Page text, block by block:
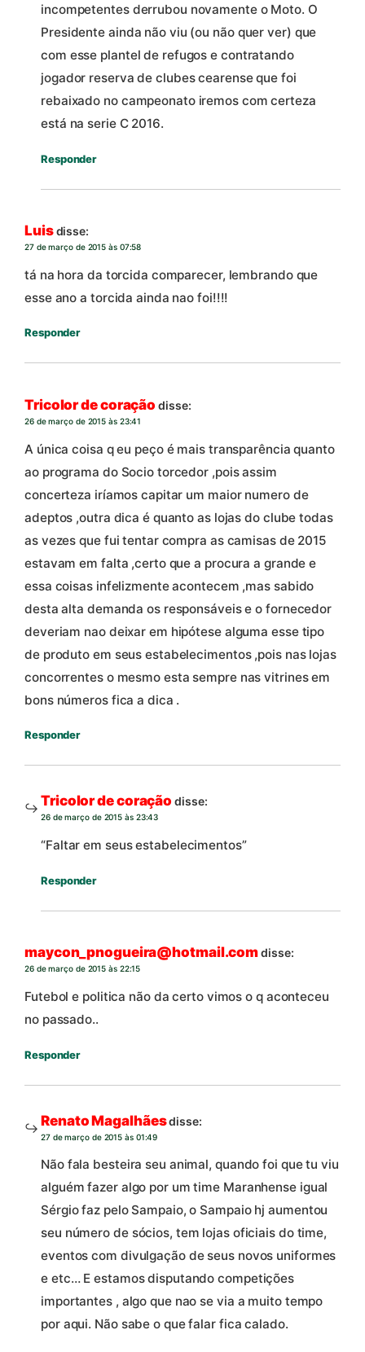
incompetentes derrubou novamente o Moto. O
Presidente ainda não viu (ou não quer ver) que
com esse plantel de refugos e contratando
jogador reserva de clubes cearense que foi
rebaixado no campeonato iremos com certeza
está na serie C 2016.
Responder
Luisdisse:
27 de março de 2015 às 07:58
tá na hora da torcida comparecer, lembrando que
esse ano a torcida ainda nao foi!!!!
Responder
Tricolor de coração disse:
26 de março de 2015 às 23:41
A única coisa q eu peço é mais transparência quanto
ao programa do Socio torcedor ,pois assim
concerteza iríamos capitar um maior numero de
adeptos ,outra dica é quanto as lojas do clube todas
as vezes que fui tentar compra as camisas de 2015
estavam em falta ,certo que a procura a grande e
essa coisas infelizmente acontecem ,mas sabido
desta alta demanda os responsáveis e o fornecedor
deveriam nao deixar em hipótese alguma esse tipo
de produto em seus estabelecimentos ,pois nas lojas
concorrentes o mesmo esta sempre nas vitrines em
bons números fica a dica .
Responder
Tricolor de coração disse:
26 de março de 2015 às 23:43
“Faltar em seus estabelecimentos”
Responder
maycon_pnogueira@hotmail.comdisse:
26 de março de 2015 às 22:15
Futebol e politica não da certo vimos o q aconteceu
no passado..
Responder
Renato Magalhãesdisse:
27 de março de 2015 às 01:49
Não fala besteira seu animal, quando foi que tu viu
alguém fazer algo por um time Maranhense igual
Sérgio faz pelo Sampaio, o Sampaio hj aumentou
seu número de sócios, tem lojas oficiais do time,
eventos com divulgação de seus novos uniformes
e etc… E estamos disputando competições
importantes , algo que nao se via a muito tempo
por aqui. Não sabe o que falar fica calado.